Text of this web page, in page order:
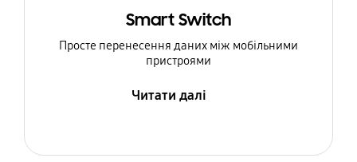
Smart Switch
Просте перенесення даних між мобільними
пристроями
Читати далі